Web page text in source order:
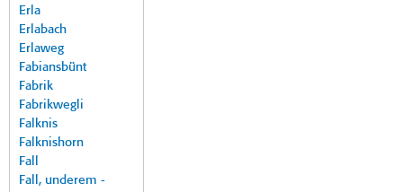
Erla
Erlabach
Erlaweg
Fabiansbünt
Fabrik
Fabrikwegli
Falknis
Falknishorn
Fall
Fall, underem -